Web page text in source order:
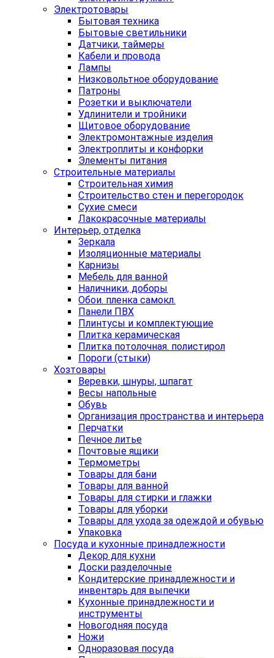
Электротовары
Бытовая техника
Бытовые светильники
Датчики, таймеры
Кабели и провода
Лампы
Низковольтное оборудование
Патроны
Розетки и выключатели
Удлинители и тройники
Щитовое оборудование
Электромонтажные изделия
Электроплиты и конфорки
Элементы питания
Строительные материалы
Строительная химия
Строительство стен и перегородок
Сухие смеси
Лакокрасочные материалы
Интерьер, отделка
Зеркала
Изоляционные материалы
Карнизы
Мебель для ванной
Наличники, доборы
Обои. пленка самокл.
Панели ПВХ
Плинтусы и комплектующие
Плитка керамическая
Плитка потолочная. полистирол
Пороги (стыки)
Хозтовары
Веревки, шнуры, шпагат
Весы напольные
Обувь
Организация пространства и интерьера
Перчатки
Печное литье
Почтовые ящики
Термометры
Товары для бани
Товары для ванной
Товары для стирки и глажки
Товары для уборки
Товары для ухода за одеждой и обувью
Упаковка
Посуда и кухонные принадлежности
Декор для кухни
Доски разделочные
Кондитерские принадлежности и
инвентарь для выпечки
Кухонные принадлежности и
инструменты
Новогодняя посуда
Ножи
Одноразовая посуда